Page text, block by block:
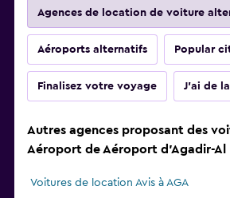
Agences de location de voiture
Aéroports alternatifs Popular
Finalisez votre voyage J'ai de
Autres agences proposant des
Aéroport de Aéroport d'Agadir-Al
Voitures de location Avis à AGA